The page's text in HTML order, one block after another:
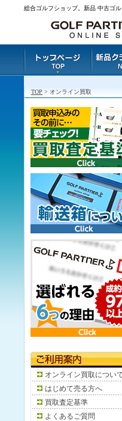
総合ゴルフショップ。新品 中古ゴ
TOP > オンライン買取
オンライン買取につい
はじめて売る方へ
買取査定基準
よくあるご質問